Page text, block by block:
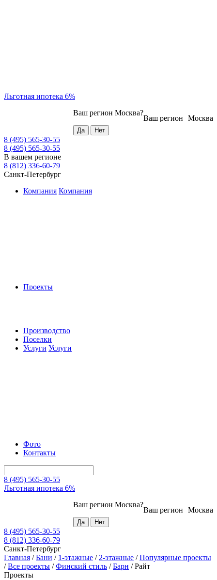
Льготная ипотека 6%
Москва
Ваш регион
Ваш регион Москва?
8 (495) 565-30-55
8 (495) 565-30-55
В вашем регионе
8 (812) 336-60-79
Санкт-Петербург
Компания Компания
Проекты
Производство
Поселки
Услуги Услуги
Фото
Контакты
8 (495) 565-30-55
Льготная ипотека 6%
Москва
Ваш регион
Ваш регион Москва?
8 (495) 565-30-55
8 (812) 336-60-79
Санкт-Петербург
Главная /Бани / 1-этажные / 2-этажные /Популярные проекты
/Все проекты /Финский стиль /Барн /Райт
Проекты